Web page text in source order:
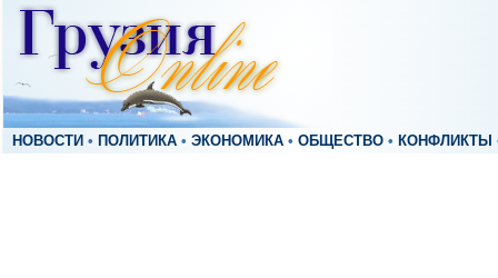
НОВОСТИ • ПОЛИТИКА • ЭКОНОМИКА • ОБЩЕСТВО • КОНФЛИКТЫ